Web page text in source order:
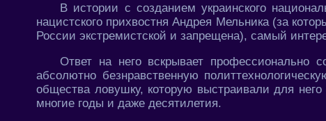
В истории с созданием украинского
нацистского прихвостня Андрея Мельника (за
России экстремистской и запрещена), самый
Ответ на него вскрывает
абсолютно безнравственную
общества ловушку, которую выстраивали для
многие годы и даже десятилетия.